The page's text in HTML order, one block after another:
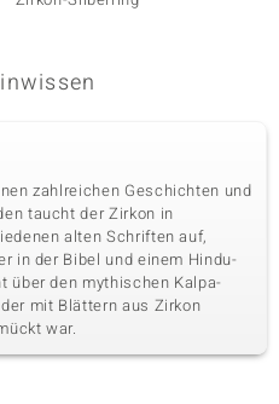
zahlreichen Geschichten und
taucht der Zirkon in
alten Schriften auf,
in der Bibel und einem Hindu-
über den mythischen Kalpa-
mit Blättern aus Zirkon
war.